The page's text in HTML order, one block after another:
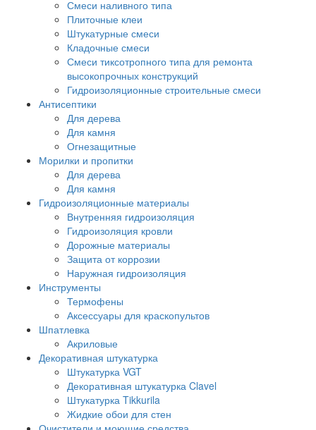
Смеси наливного типа
Плиточные клеи
Штукатурные смеси
Кладочные смеси
Смеси тиксотропного типа для ремонта
высокопрочных конструкций
Гидроизоляционные строительные смеси
Антисептики
Для дерева
Для камня
Огнезащитные
Морилки и пропитки
Для дерева
Для камня
Гидроизоляционные материалы
Внутренняя гидроизоляция
Гидроизоляция кровли
Дорожные материалы
Защита от коррозии
Наружная гидроизоляция
Инструменты
Термофены
Аксессуары для краскопультов
Шпатлевка
Акриловые
Декоративная штукатурка
Штукатурка VGT
Декоративная штукатурка Clavel
Штукатурка Tikkurila
Жидкие обои для стен